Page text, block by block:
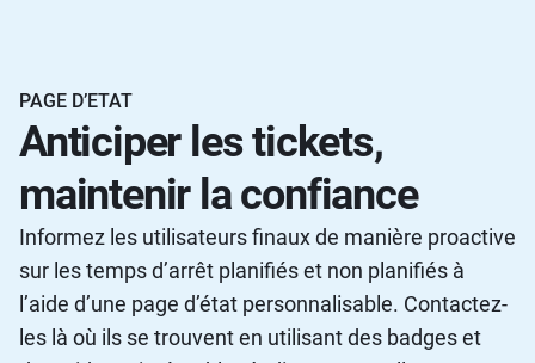
PAGE D’ETAT
Anticiper les tickets,
maintenir la confiance
Informez les utilisateurs finaux de manière proactive
sur les temps d’arrêt planifiés et non planifiés à
l’aide d’une page d’état personnalisable. Contactez-
les là où ils se trouvent en utilisant des badges et